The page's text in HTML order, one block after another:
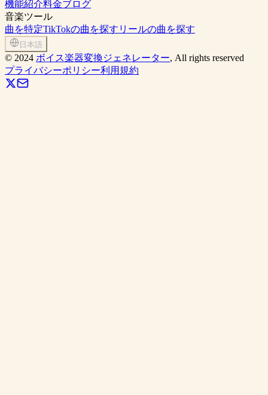
機能紹介料金ブログ
音楽ツール
曲を特定TikTokの曲を探す リールの曲を探す
日本語
© 2024 ボイス楽器変換ジェネレーター, All rights reserved
プライバシーポリシー利用規約